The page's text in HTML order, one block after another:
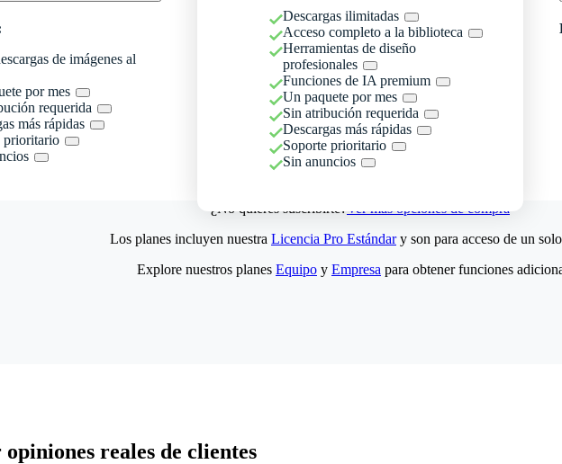
de imágenes al
por mes
requerida
más rápidas
prioritario
Descargas ilimitadas
Acceso completo a la biblioteca
Herramientas de diseño
profesionales
Funciones de IA premium
Un paquete por mes
Sin atribución requerida
Descargas más rápidas
Soporte prioritario
Sin anuncios
¿No quieres suscribirte?Ver más opciones de compra
Los planes incluyen nuestra Licencia Pro Estándary son para acceso de un
Explore nuestros planes Equipo y Empresa para obtener funciones
reales de clientes